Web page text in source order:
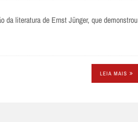
da literatura de Ernst Jünger, que demonstrou
LEIA MAIS